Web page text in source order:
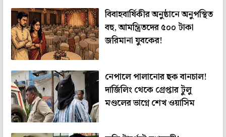
বিবাহবার্ষিকীর অনুষ্ঠানে অনুপস্থিত
বহু, আমন্ত্রিতদের ৫০০ টাকা
জরিমানা যুবকের!
নেপালে পালানোর ছক বানচাল!
দার্জিলিং থেকে গ্রেপ্তার টুলু
মণ্ডলের ভাগ্নে শেখ ওয়াসিম